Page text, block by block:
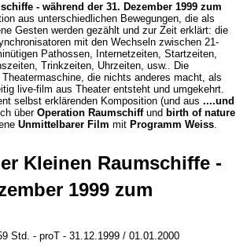
- während der 31. Dezember 1999 zum
aus unterschiedlichen Bewegungen, die als
Gesten werden gezählt und zur Zeit erklärt: die
mit den Wechseln zwischen 21-
Pathossen, Internetzeiten, Startzeiten,
Trinkzeiten, Uhrzeiten, usw.. Die
die nichts anderes macht, als
live-film aus Theater entsteht und umgekehrt.
selbst erklärenden Komposition (und aus ....und
überOperation Raumschiffund birth of nature
Unmittelbarer Film mit Programm Weiss.
Kleinen Raumschiffe -
1999 zum
Std. - proT - 31.12.1999 / 01.01.2000